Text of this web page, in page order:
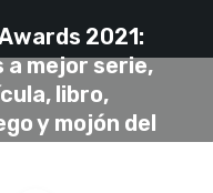
2021:
a mejor serie,
libro,
y mojón del